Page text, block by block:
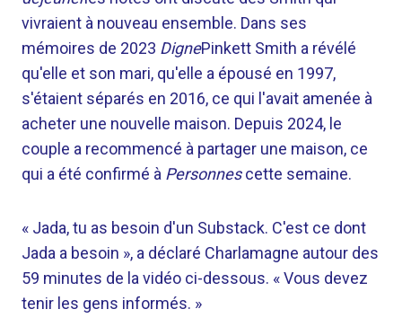
vivraient à nouveau ensemble. Dans ses
mémoires de 2023 DignePinkett Smith a révélé
qu'elle et son mari, qu'elle a épousé en 1997,
s'étaient séparés en 2016, ce qui l'avait amenée à
acheter une nouvelle maison. Depuis 2024, le
couple a recommencé à partager une maison, ce
qui a été confirmé à Personnescette semaine.
« Jada, tu as besoin d'un Substack. C'est ce dont
Jada a besoin », a déclaré Charlamagne autour des
59 minutes de la vidéo ci-dessous. « Vous devez
tenir les gens informés. »